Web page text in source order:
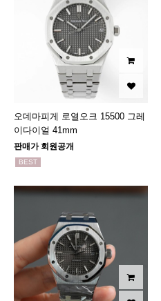
오데마피게 로열오크 15500 그레
이다이얼 41mm
판매가 회원공개
BEST